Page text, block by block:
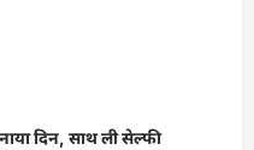
दिन, साथ ली सेल्फी